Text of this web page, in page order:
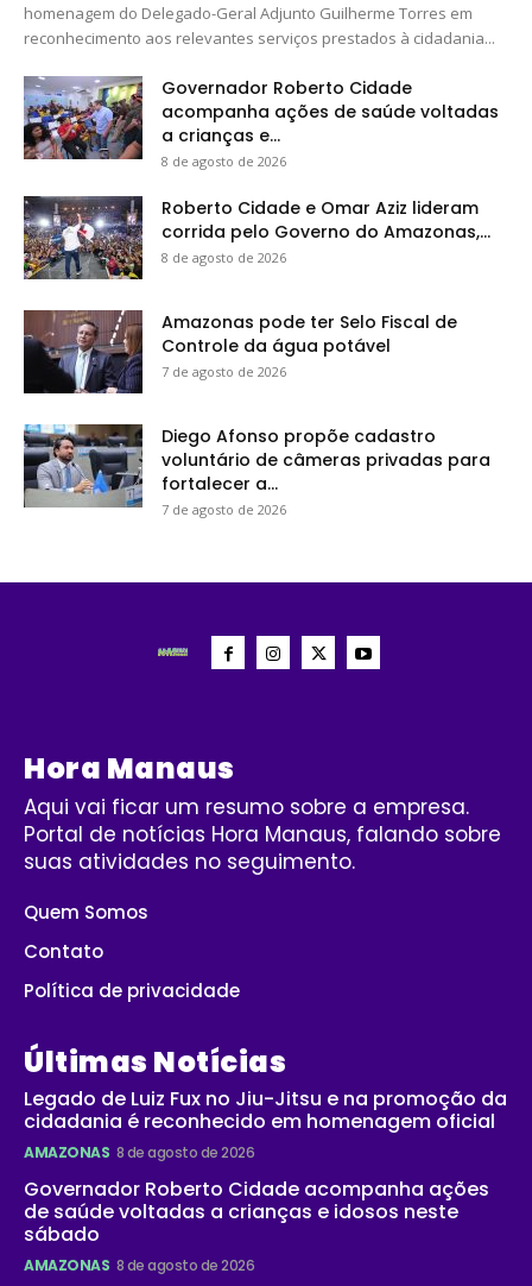
homenagem do Delegado-Geral Adjunto Guilherme Torres em
reconhecimento aos relevantes serviços prestados à cidadania...
Governador Roberto Cidade
acompanha ações de saúde voltadas
a crianças e...
8 de agosto de 2026
Roberto Cidade e Omar Aziz lideram
corrida pelo Governo do Amazonas,...
8 de agosto de 2026
Amazonas pode ter Selo Fiscal de
Controle da água potável
7 de agosto de 2026
Diego Afonso propõe cadastro
voluntário de câmeras privadas para
fortalecer a...
7 de agosto de 2026
Hora Manaus
Aqui vai ficar um resumo sobre a empresa.
Portal de notícias Hora Manaus, falando sobre
suas atividades no seguimento.
Quem Somos
Contato
Política de privacidade
Últimas Notícias
Legado de Luiz Fux no Jiu-Jitsu e na promoção da
cidadania é reconhecido em homenagem oficial
AMAZONAS 8 de agosto de 2026
Governador Roberto Cidade acompanha ações
de saúde voltadas a crianças e idosos neste
sábado
AMAZONAS 8 de agosto de 2026